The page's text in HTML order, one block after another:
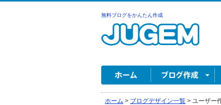
無料ブログをかんたん作成
ホーム > ブログデザイン一覧 > ユーザー